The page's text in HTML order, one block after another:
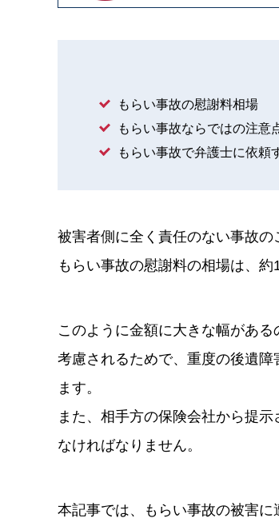
もらい事故の慰謝料相場
もらい事故ならではの注意
もらい事故で弁護士に依頼
被害者側に全く責任のない事故の
もらい事故の慰謝料の相場は、約
このように金額に大きな幅があ
考慮されるためで、重度の後遺
ます。
また、相手方の保険会社から提
なければなりません。
本記事では、もらい事故の被害